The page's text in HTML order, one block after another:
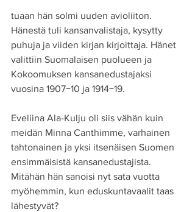
tuaan hän solmi uuden avioliiton.
Hänestä tuli kansanvalistaja, kysytty
puhuja ja viiden kirjan kirjoittaja. Hänet
valittiin Suomalaisen puolueen ja
Kokoomuksen kansanedustajaksi
vuosina 1907−10 ja 1914−19.
Eveliina Ala-Kulju oli siis vähän kuin
meidän Minna Canthimme, varhainen
tahtonainen ja yksi itsenäisen Suomen
ensimmäisistä kansanedustajista.
Mitähän hän sanoisi nyt sata vuotta
myöhemmin, kun eduskuntavaalit taas
lähestyvät?